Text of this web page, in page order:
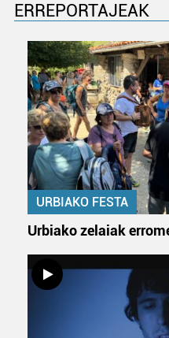
ERREPORTAJEAK
URBIAKO FESTA
Urbiako zelaiak